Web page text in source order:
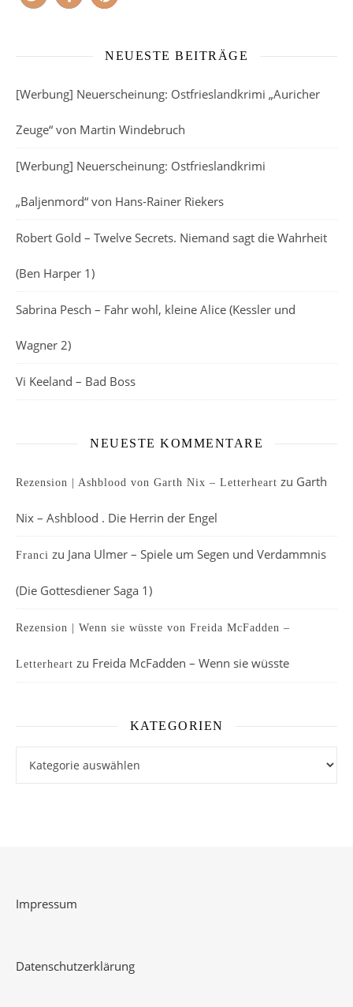
NEUESTE BEITRÄGE
[Werbung] Neuerscheinung: Ostfrieslandkrimi „Auricher
Zeuge“ von Martin Windebruch
[Werbung] Neuerscheinung: Ostfrieslandkrimi
„Baljenmord“ von Hans-Rainer Riekers
Robert Gold – Twelve Secrets. Niemand sagt die Wahrheit
(Ben Harper 1)
Sabrina Pesch – Fahr wohl, kleine Alice (Kessler und
Wagner 2)
Vi Keeland – Bad Boss
NEUESTE KOMMENTARE
Rezension | Ashblood von Garth Nix – Letterheart zu Garth
Nix – Ashblood . Die Herrin der Engel
Franci zu Jana Ulmer – Spiele um Segen und Verdammnis
(Die Gottesdiener Saga 1)
Rezension | Wenn sie wüsste von Freida McFadden –
Letterheart zu Freida McFadden – Wenn sie wüsste
KATEGORIEN
Impressum
Datenschutzerklärung